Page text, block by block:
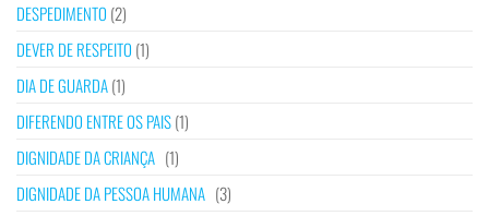
DESPEDIMENTO (2)
DEVER DE RESPEITO (1)
DIA DE GUARDA(1)
DIFERENDO ENTRE OS PAIS(1)
DIGNIDADE DA CRIANÇA (1)
DIGNIDADE DA PESSOA HUMANA (3)